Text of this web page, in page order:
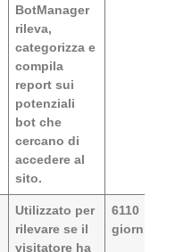
BotManager
rileva,
categorizza e
compila
report sui
potenziali
bot che
cercano di
accedere al
sito.
Utilizzato per
rilevare se il
visitatore ha
6110
giorni